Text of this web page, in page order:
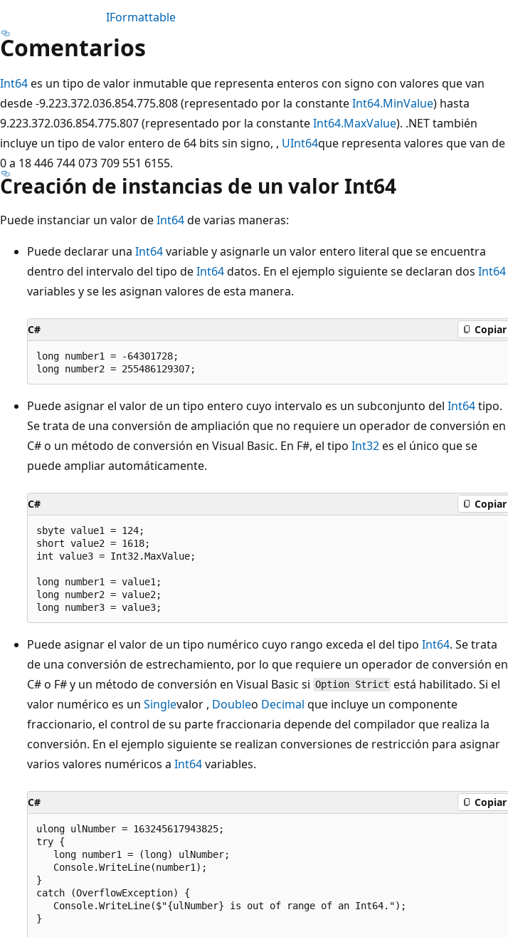
IFormattable
Comentarios
Int64es un tipo de valor inmutable que representa enteros con signo con valores que van
desde -9.223.372.036.854.775.808 (representado por la constanteInt64.MinValue) hasta
9.223.372.036.854.775.807 (representado por la constanteInt64.MaxValue). .NET también
incluye un tipo de valor entero de 64 bits sin signo, , UInt64que representa valores que van de
0 a 18 446 744 073 709 551 6155.
Creación de instancias de un valor Int64
Puede instanciar un valor deInt64de varias maneras:
Puede declarar una Int64variable y asignarle un valor entero literal que se encuentra
dentro del intervalo del tipo deInt64datos. En el ejemplo siguiente se declaran dos Int64
variables y se les asignan valores de esta manera.
C# Copiar
long number1 = -64301728;
Puede asignar el valor de un tipo entero cuyo intervalo es un subconjunto del Int64tipo.
Se trata de una conversión de ampliación que no requiere un operador de conversión en
C# o un método de conversión en Visual Basic. En F#, el tipo Int32es el único que se
puede ampliar automáticamente.
C# Copiar
sbyte value1 = 124;
short value2 = 1618;
int value3 = Int32.MaxValue;
long number1 = value1;
long number2 = value2;
Puede asignar el valor de un tipo numérico cuyo rango exceda el del tipo Int64. Se trata
de una conversión de estrechamiento, por lo que requiere un operador de conversión en
C# o F# y un método de conversión en Visual Basic si Option Strict está habilitado. Si el
valor numérico es un Singlevalor , Doubleo Decimal que incluye un componente
fraccionario, el control de su parte fraccionaria depende del compilador que realiza la
conversión. En el ejemplo siguiente se realizan conversiones de restricción para asignar
varios valores numéricos a Int64variables.
C# Copiar
ulong ulNumber = 163245617943825;
try {
   long number1 = (long) ulNumber;
   Console.WriteLine(number1);
}
catch (OverflowException) {
   Console.WriteLine($"{ulNumber} is out of range of an Int64.");
}